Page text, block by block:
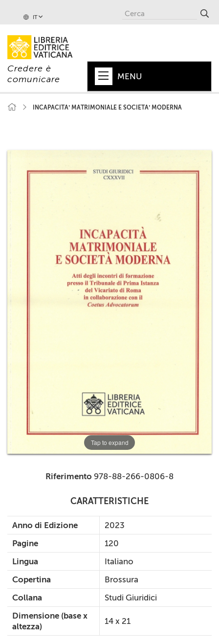
IT
Credere è
comunicare
MENU
RIVISTE
CEI
INCAPACITA’ MATRIMONIALE E SOCIETA’ MODERNA
Tap to expand
Riferimento 978-88-266-0806-8
CARATTERISTICHE
Anno di Edizione
2023
Pagine
120
Lingua
Italiano
Copertina
Brossura
Collana
Studi Giuridici
Dimensione (base x
altezza)
14 x 21